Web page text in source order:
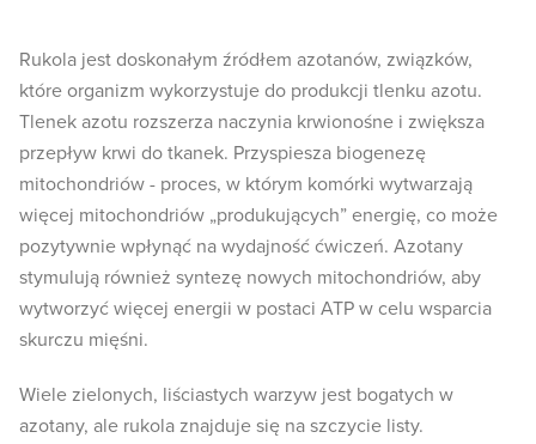
Rukola jest doskonałym źródłem azotanów, związków,
które organizm wykorzystuje do produkcji tlenku azotu.
Tlenek azotu rozszerza naczynia krwionośne i zwiększa
przepływ krwi do tkanek. Przyspiesza biogenezę
mitochondriów - proces, w którym komórki wytwarzają
więcej mitochondriów „produkujących” energię, co może
pozytywnie wpłynąć na wydajność ćwiczeń. Azotany
stymulują również syntezę nowych mitochondriów, aby
wytworzyć więcej energii w postaci ATP w celu wsparcia
skurczu mięśni.
Wiele zielonych, liściastych warzyw jest bogatych w
azotany, ale rukola znajduje się na szczycie listy.